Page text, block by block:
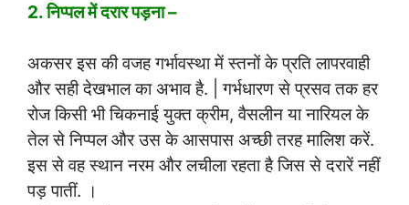
2. निप्पल में दरार पड़ना –
अकसर इस की वजह गर्भावस्था में स्तनों के प्रति लापरवाही
और सही देखभाल का अभाव है. | गर्भधारण से प्रसव तक हर
रोज किसी भी चिकनाई युक्त क्रीम, वैसलीन या नारियल के
तेल से निप्पल और उस के आसपास अच्छी तरह मालिश करें.
इस से वह स्थान नरम और लचीला रहता है जिस से दरारें नहीं
पड़ पातीं. ।